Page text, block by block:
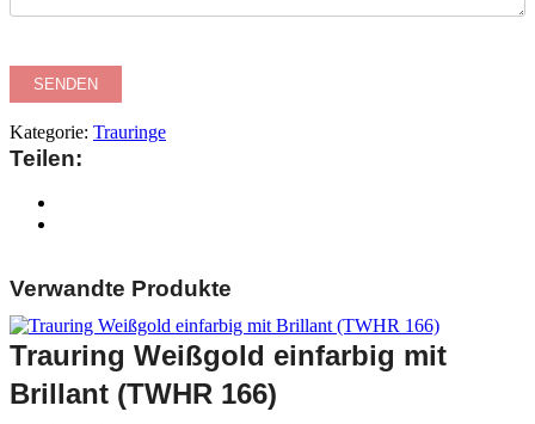
Kategorie: Trauringe
Teilen:
Verwandte Produkte
Trauring Weißgold einfarbig mit
Brillant (TWHR 166)